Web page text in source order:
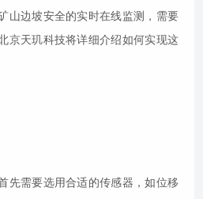
山边坡安全的实时在线监测，需要
京天玑科技将详细介绍如何实现这
先需要选用合适的传感器，如位移